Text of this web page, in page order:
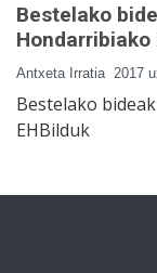
Bestelako
Hondarribiako
Antxeta Irratia 2017
Bestelako
EHBilduk